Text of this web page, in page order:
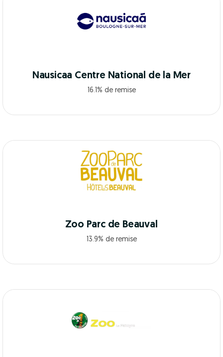
Nausicaa Centre National de la Mer
16.1% de remise
Zoo Parc de Beauval
13.9% de remise